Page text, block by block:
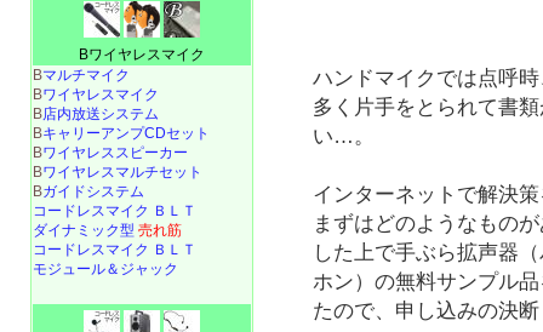
ハンドマイクでは点呼
多く片手をとられて書
い…。
インターネットで解決
まずはどのようなもの
した上で手ぶら拡声器
ホン）の無料サンプル
たので、申し込みの決
Bワイヤレスマイク
Bマルチマイク
Bワイヤレスマイク
B店内放送システム
BキャリーアンプCDセット
Bワイヤレススピーカー
Bワイヤレスマルチセット
Bガイドシステム
コードレスマイク ＢＬＴ
ダイナミック型 売れ筋
コードレスマイク ＢＬＴ
モジュール＆ジャック